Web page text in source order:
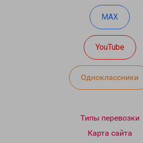
MAX
YouTube
Одноклассники
Типы перевозки
Карта сайта